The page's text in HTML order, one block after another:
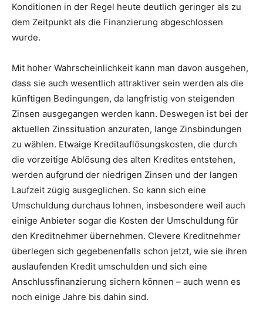
Konditionen in der Regel heute deutlich geringer als zu
dem Zeitpunkt als die Finanzierung abgeschlossen
wurde.
Mit hoher Wahrscheinlichkeit kann man davon ausgehen,
dass sie auch wesentlich attraktiver sein werden als die
künftigen Bedingungen, da langfristig von steigenden
Zinsen ausgegangen werden kann. Deswegen ist bei der
aktuellen Zinssituation anzuraten, lange Zinsbindungen
zu wählen. Etwaige Kreditauf­lösungskosten, die durch
die vorzeitige Ablösung des alten Kredites entstehen,
werden aufgrund der niedrigen Zinsen und der langen
Laufzeit zügig ausgeglichen. So kann sich eine
Umschuldung durchaus lohnen, insbesondere weil auch
einige Anbieter sogar die Kosten der Umschuldung für
den Kreditnehmer übernehmen. Clevere Kreditnehmer
überlegen sich gegebenenfalls schon jetzt, wie sie ihren
auslaufenden Kredit umschulden und sich eine
Anschlussfinanzierung sichern können – auch wenn es
noch einige Jahre bis dahin sind.